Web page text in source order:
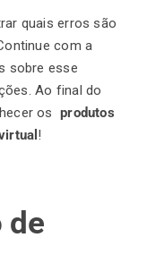
quais erros são
com a
sobre esse
Ao final do
osprodutos
!
de